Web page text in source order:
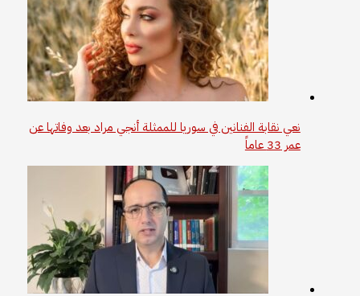
نعي نقابة الفنانين في سوريا للممثلة أنجي مراد بعد وفاتها عن
عمر 33 عاماً